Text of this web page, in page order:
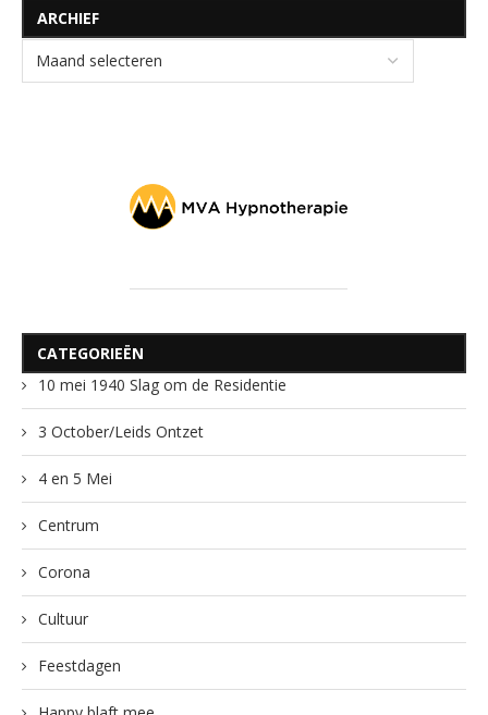
ARCHIEF
CATEGORIEËN
10 mei 1940 Slag om de Residentie
3 October/Leids Ontzet
4 en 5 Mei
Centrum
Corona
Cultuur
Feestdagen